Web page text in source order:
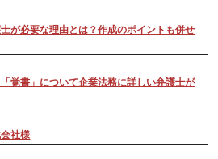
が必要な理由とは？作成のポイントも併せ
覚書」について企業法務に詳しい弁護士が
社様